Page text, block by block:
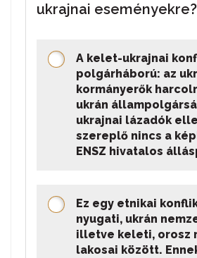
ukrajnai eseményekre?
A kelet-ukrajnai
polgárháború: az
kormányerők
ukrán
ukrajnai lázadók
szereplő nincs a
ENSZ hivatalos
Ez egy etnikai
nyugati, ukrán
illetve keleti, orosz
lakosai között.